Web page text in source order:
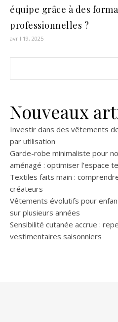
équipe grâce à des
professionnelles ?
avril 19, 2025
Nouveaux
Investir dans des vêtements
par utilisation
Garde-robe minimaliste pour
aménagé : optimiser l’espace
Textiles faits main :
créateurs
Vêtements évolutifs pour
sur plusieurs années
Sensibilité cutanée accrue :
vestimentaires saisonniers